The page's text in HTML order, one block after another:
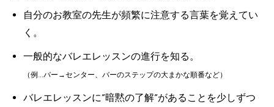
自分のお教室の先生が頻繁に注意する言葉を覚えてい
く。
一般的なバレエレッスンの進行を知る。
（例 …バー →センター、バーのステップの大まかな順番など）
バレエレッスンに”暗黙の了解”があることを少しずつ